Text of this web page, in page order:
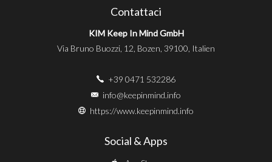
Contattaci
KIM Keep In Mind GmbH
Via Bruno Buozzi, 12, Bozen, 39100, Italien
+39 0471 532286
info@keepinmind.info
https://www.keepinmind.info
Social & Apps